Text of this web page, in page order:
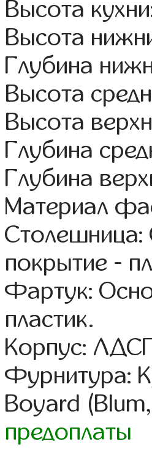
Высота
Высота
Глубина
Высота
Высота
Глубина
Глубина
Материал
покрытие -
Фартук:
пластик.
Корпус:
Фурнитура:
Boyard
предоплаты